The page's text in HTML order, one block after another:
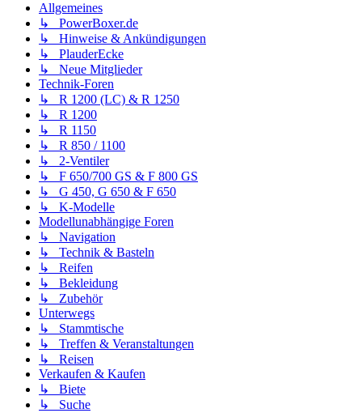
Allgemeines
↳ PowerBoxer.de
↳ Hinweise & Ankündigungen
↳ PlauderEcke
↳ Neue Mitglieder
Technik-Foren
↳ R 1200 (LC) & R 1250
↳ R 1200
↳ R 1150
↳ R 850 / 1100
↳ 2-Ventiler
↳ F 650/700 GS & F 800 GS
↳ G 450, G 650 & F 650
↳ K-Modelle
Modellunabhängige Foren
↳ Navigation
↳ Technik & Basteln
↳ Reifen
↳ Bekleidung
↳ Zubehör
Unterwegs
↳ Stammtische
↳ Treffen & Veranstaltungen
↳ Reisen
Verkaufen & Kaufen
↳ Biete
↳ Suche